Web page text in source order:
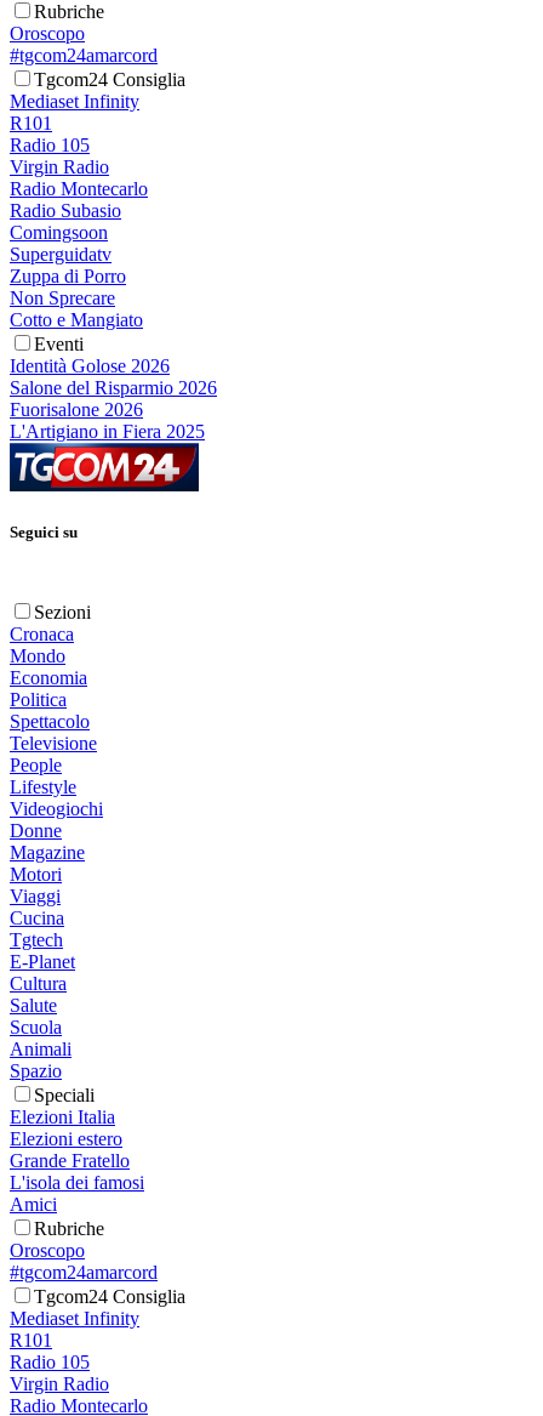
Rubriche
Oroscopo
#tgcom24amarcord
Tgcom24 Consiglia
Mediaset Infinity
R101
Radio 105
Virgin Radio
Radio Montecarlo
Radio Subasio
Comingsoon
Superguidatv
Zuppa di Porro
Non Sprecare
Cotto e Mangiato
Eventi
Identità Golose 2026
Salone del Risparmio 2026
Fuorisalone 2026
L'Artigiano in Fiera 2025
Seguici su
Sezioni
Cronaca
Mondo
Economia
Politica
Spettacolo
Televisione
People
Lifestyle
Videogiochi
Donne
Magazine
Motori
Viaggi
Cucina
Tgtech
E-Planet
Cultura
Salute
Scuola
Animali
Spazio
Speciali
Elezioni Italia
Elezioni estero
Grande Fratello
L'isola dei famosi
Amici
Rubriche
Oroscopo
#tgcom24amarcord
Tgcom24 Consiglia
Mediaset Infinity
R101
Radio 105
Virgin Radio
Radio Montecarlo